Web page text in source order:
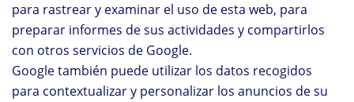
para rastrear y examinar el uso de esta web, para
preparar informes de sus actividades y compartirlos
con otros servicios de Google.
Google también puede utilizar los datos recogidos
para contextualizar y personalizar los anuncios de su